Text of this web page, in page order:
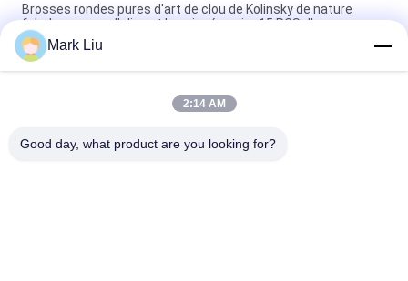
Brosses rondes pures d'art de clou de Kolinsky de nature
fabuleuse avec l'olive et la poignée noire 15 PCS d'or
brosse de lecture de peinture d'art du clou 3D avec l'olive d'or
et la poignée en bois
Le clou de Kolinsky dirigé par édition de salon balaye le pinceau
Mark Liu
2:14 AM
Good day, what product are you looking for?